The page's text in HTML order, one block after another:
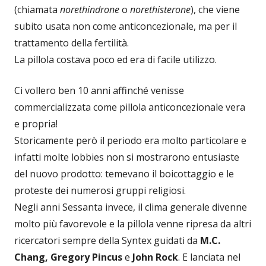
(chiamata norethindroneo norethisterone), che viene
subito usata non come anticoncezionale, ma per il
trattamento della fertilità.
La pillola costava poco ed era di facile utilizzo.
Ci vollero ben 10 anni affinché venisse
commercializzata come pillola anticoncezionale vera
e propria!
Storicamente però il periodo era molto particolare e
infatti molte lobbies non si mostrarono entusiaste
del nuovo prodotto: temevano il boicottaggio e le
proteste dei numerosi gruppi religiosi.
Negli anni Sessanta invece, il clima generale divenne
molto più favorevole e la pillola venne ripresa da altri
ricercatori sempre della Syntex guidati da M.C.
Chang, Gregory Pincuse John Rock. E lanciata nel